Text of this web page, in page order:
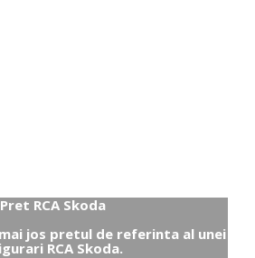
Pret RCA Skoda
jos pretul de referinta al unei
RCA Skoda.